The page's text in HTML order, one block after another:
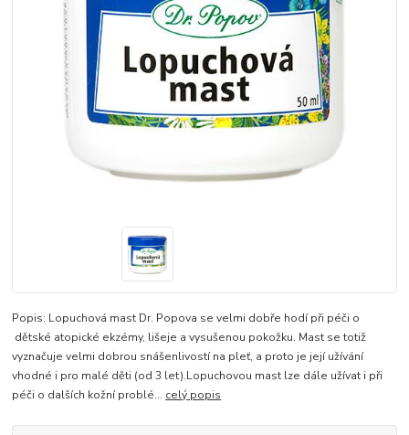
Popis: Lopuchová mast Dr. Popova se velmi dobře hodí při péči o
dětské atopické ekzémy, lišeje a vysušenou pokožku. Mast se totiž
vyznačuje velmi dobrou snášenlivostí na pleť, a proto je její užívání
vhodné i pro malé děti (od 3 let).Lopuchovou mast lze dále užívat i při
péči o dalších kožní problé... celý popis